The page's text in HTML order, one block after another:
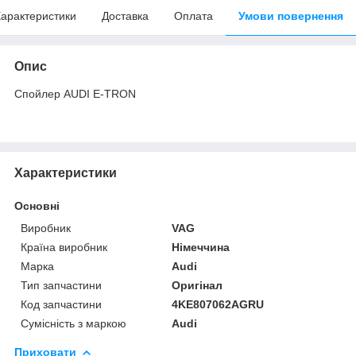
Доставка Оплата Умови повернення
Опис
Спойлер AUDI E-TRON
Характеристики
Основні
Виробник
VAG
Країна виробник
Німеччина
Марка
Audi
Тип запчастини
Оригінал
Код запчастини
4KE807062AGRU
Сумісність з маркою
Audi
Приховати